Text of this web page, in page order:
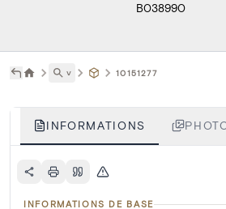
B038990
˅ 10151277
INFORMATIONS
INFORMATIONS DE BASE